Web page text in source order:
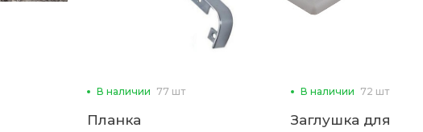
В наличии 77 шт
Планка
В наличии 72 шт
Заглушка для